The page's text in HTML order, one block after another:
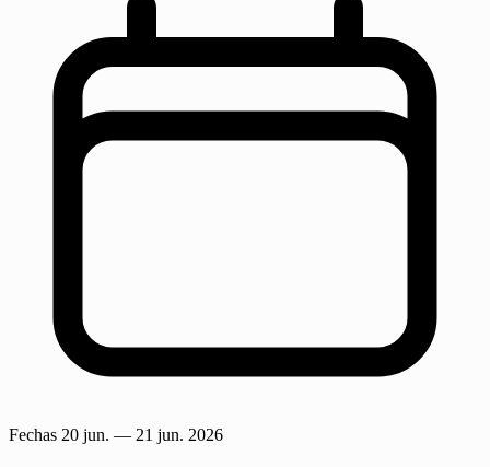
Fechas 20 jun. — 21 jun. 2026